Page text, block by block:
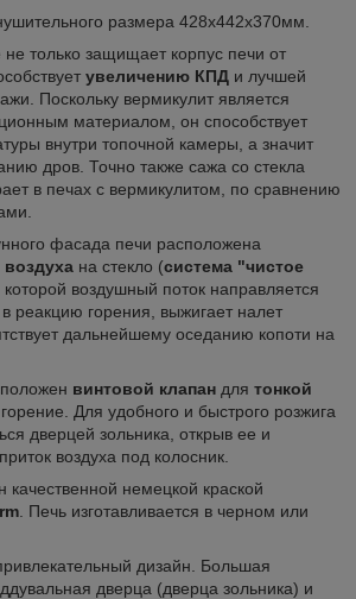
размера 428х442х370мм.
не только защищает корпус печи от
увеличению КПД и лучшей
Поскольку вермикулит является
материалом, он способствует
внутри топочной камеры, а значит
дров. Точно также сажа со стекла
в печах с вермикулитом, по сравнению
фасада печи расположена
воздуха на стекло (система "чистое
воздушный поток направляется
в реакцию горения, выжигает налет
дальнейшему оседанию копоти на
винтовой клапан для тонкой
Для удобного и быстрого розжига
дверцей зольника, открыв ее и
воздуха под колосник.
качественной немецкой краской
. Печь изготавливается в черном или
дизайн. Большая
дверца (дверца зольника) и